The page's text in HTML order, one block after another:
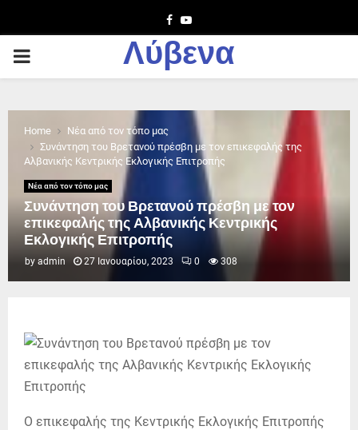
Facebook
Youtube
PRIMARY
Λύβενα
Home
Νέα από τον τόπο μας
Συνάντηση του Βρετανού πρέσβη με τον επικεφαλής της
Αλβανικής Κεντρικής Εκλογικής Επιτροπής
Νέα από τον τόπο μας
Συνάντηση του Βρετανού πρέσβη με τον
επικεφαλής της Αλβανικής Κεντρικής
Εκλογικής Επιτροπής
by admin 27 Ιανουαρίου, 2023 0 308
Ο επικεφαλής της Κεντρικής Εκλογικής Επιτροπής